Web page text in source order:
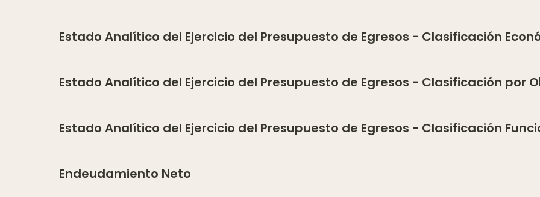
Estado Analítico del Ejercicio del Presupuesto de Egresos - Clasificación
Estado Analítico del Ejercicio del Presupuesto de Egresos - Clasificación por
Estado Analítico del Ejercicio del Presupuesto de Egresos - Clasificación
Endeudamiento Neto